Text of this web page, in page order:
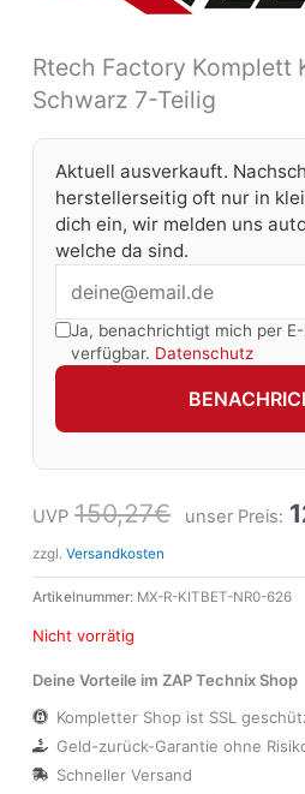
Rtech Factory Komplett
Schwarz 7-Teilig
Aktuell ausverkauft.
herstellerseitig oft nur in
dich ein, wir melden uns
welche da sind.
Ja, benachrichtigt mich per
verfügbar. Datenschutz
UVP 150,27€ unser Preis:
zzgl. Versandkosten
Artikelnummer: MX-R-KITBET-NR0-626
Nicht vorrätig
Deine Vorteile im ZAP Technix Shop
Kompletter Shop ist SSL
Geld-zurück-Garantie ohne
Schneller Versand